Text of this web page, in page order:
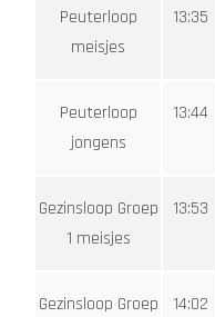
Peuterloop
meisjes
13:35
Peuterloop
jongens
13:44
Gezinsloop Groep
1 meisjes
13:53
Gezinsloop Groep
14:02